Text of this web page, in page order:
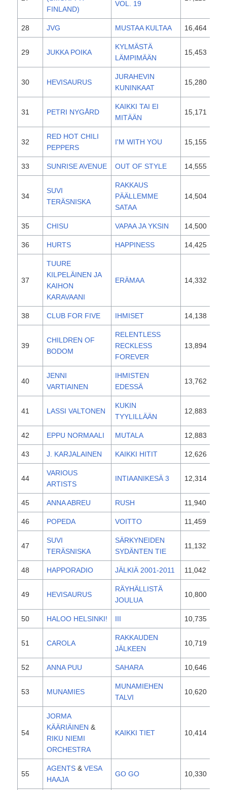
FINLAND)
VOL. 19
28 JVG MUSTAA KULTAA 16,464
29 JUKKA POIKA
KYLMÄSTÄ
LÄMPIMÄÄN
15,453
30 HEVISAURUS
JURAHEVIN
KUNINKAAT
15,280
31 PETRI NYGÅRD
KAIKKI TAI EI
MITÄÄN
15,171
32
RED HOT CHILI
PEPPERS
I'M WITH YOU 15,155
33 SUNRISE AVENUE OUT OF STYLE 14,555
34
SUVI
TERÄSNISKA
RAKKAUS
PÄÄLLEMME
SATAA
14,504
35 CHISU VAPAA JA YKSIN 14,500
36 HURTS HAPPINESS 14,425
37
TUURE
KILPELÄINEN JA
KAIHON
KARAVAANI
ERÄMAA 14,332
38 CLUB FOR FIVE IHMISET 14,138
39
CHILDREN OF
BODOM
RELENTLESS
RECKLESS
FOREVER
13,894
40
JENNI
VARTIAINEN
IHMISTEN
EDESSÄ
13,762
41 LASSI VALTONEN
KUKIN
TYYLILLÄÄN
12,883
42 EPPU NORMAALI MUTALA 12,883
43 J. KARJALAINEN KAIKKI HITIT 12,626
44
VARIOUS
ARTISTS
INTIAANIKESÄ 3 12,314
45 ANNA ABREU RUSH 11,940
46 POPEDA VOITTO 11,459
47
SUVI
TERÄSNISKA
SÄRKYNEIDEN
SYDÄNTEN TIE
11,132
48 HAPPORADIO JÄLKIÄ 2001-2011 11,042
49 HEVISAURUS
RÄYHÄLLISTÄ
JOULUA
10,800
50 HALOO HELSINKI! III 10,735
51 CAROLA
RAKKAUDEN
JÄLKEEN
10,719
52 ANNA PUU SAHARA 10,646
53 MUNAMIES
MUNAMIEHEN
TALVI
10,620
54
JORMA
KÄÄRIÄINEN &
RIKU NIEMI
ORCHESTRA
KAIKKI TIET 10,414
55
AGENTS &VESA
HAAJA
GO GO 10,330